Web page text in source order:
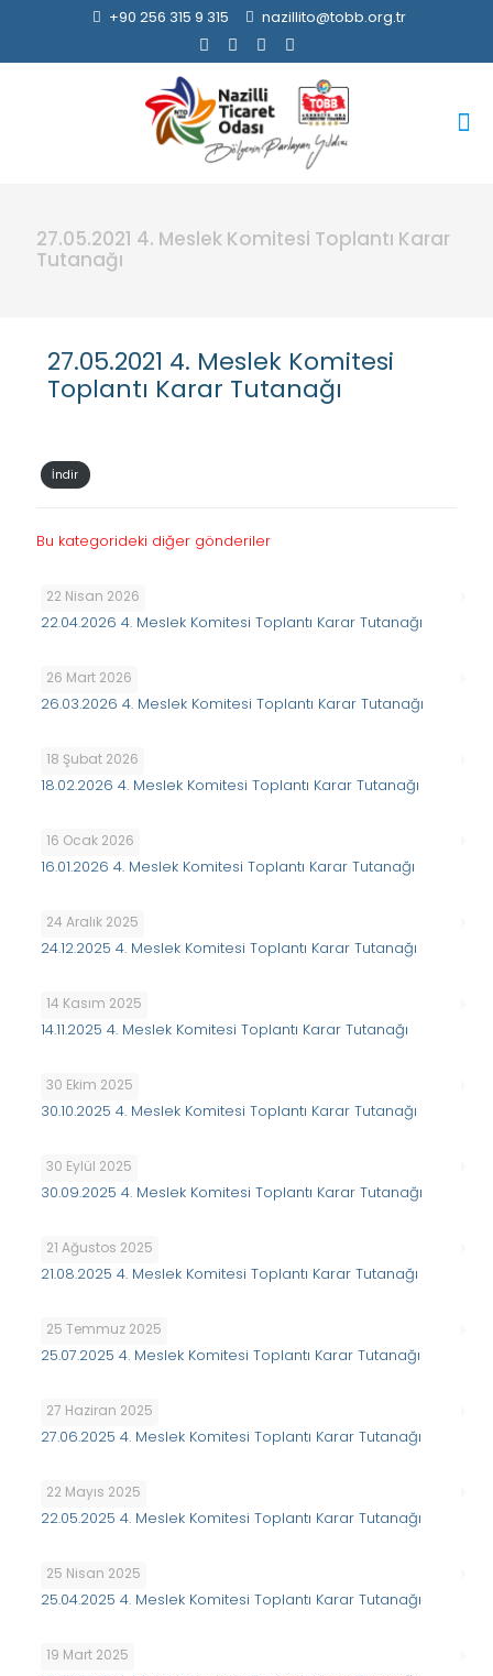
+90 256 315 9 315 nazillito@tobb.org.tr
27.05.2021 4. Meslek Komitesi Toplantı Karar
Tutanağı
27.05.2021 4. Meslek Komitesi
Toplantı Karar Tutanağı
İndir
Bu kategorideki diğer gönderiler
22 Nisan 2026
22.04.2026 4. Meslek Komitesi Toplantı Karar Tutanağı
26 Mart 2026
26.03.2026 4. Meslek Komitesi Toplantı Karar Tutanağı
18 Şubat 2026
18.02.2026 4. Meslek Komitesi Toplantı Karar Tutanağı
16 Ocak 2026
16.01.2026 4. Meslek Komitesi Toplantı Karar Tutanağı
24 Aralık 2025
24.12.2025 4. Meslek Komitesi Toplantı Karar Tutanağı
14 Kasım 2025
14.11.2025 4. Meslek Komitesi Toplantı Karar Tutanağı
30 Ekim 2025
30.10.2025 4. Meslek Komitesi Toplantı Karar Tutanağı
30 Eylül 2025
30.09.2025 4. Meslek Komitesi Toplantı Karar Tutanağı
21 Ağustos 2025
21.08.2025 4. Meslek Komitesi Toplantı Karar Tutanağı
25 Temmuz 2025
25.07.2025 4. Meslek Komitesi Toplantı Karar Tutanağı
27 Haziran 2025
27.06.2025 4. Meslek Komitesi Toplantı Karar Tutanağı
22 Mayıs 2025
22.05.2025 4. Meslek Komitesi Toplantı Karar Tutanağı
25 Nisan 2025
25.04.2025 4. Meslek Komitesi Toplantı Karar Tutanağı
19 Mart 2025